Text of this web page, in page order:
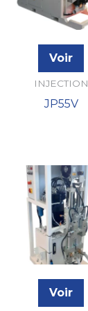
Voir
INJECTION
JP55V
Voir